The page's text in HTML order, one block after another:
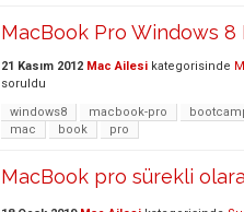
MacBook Pro Windows 8
21 Kasım 2012 Mac Ailesi kategorisinde
soruldu
windows8
macbook-pro
mac
book pro
MacBook pro sürekli